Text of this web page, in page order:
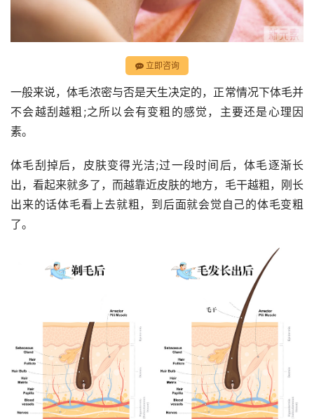
立即咨询
一般来说，体毛浓密与否是天生决定的，正常情况下体毛并
不会越刮越粗;之所以会有变粗的感觉，主要还是心理因
素。
体毛刮掉后，皮肤变得光洁;过一段时间后，体毛逐渐长
出，看起来就多了，而越靠近皮肤的地方，毛干越粗，刚长
出来的话体毛看上去就粗，到后面就会觉自己的体毛变粗
了。